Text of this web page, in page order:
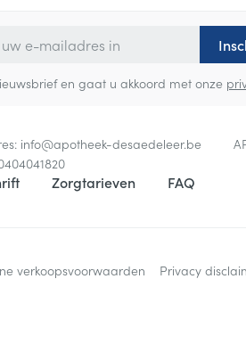
en gaat u akkoord met onze
info@apotheek-desaedeleer.be
Zorgtarieven FAQ
verkoopsvoorwaarden Privacy